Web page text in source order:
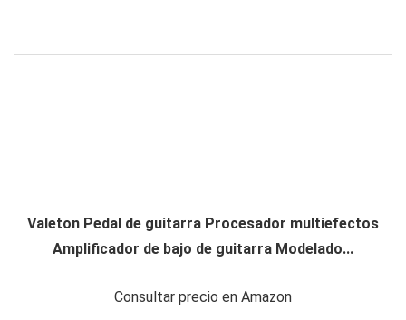
Valeton Pedal de guitarra Procesador multiefectos
Amplificador de bajo de guitarra Modelado...
Consultar precio en Amazon